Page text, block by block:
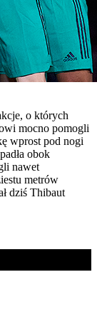
o których
mocno pomogli
wprost pod nogi
obok
nawet
metrów
dziś Thibaut